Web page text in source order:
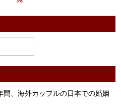
間、海外カップルの日本での婚姻